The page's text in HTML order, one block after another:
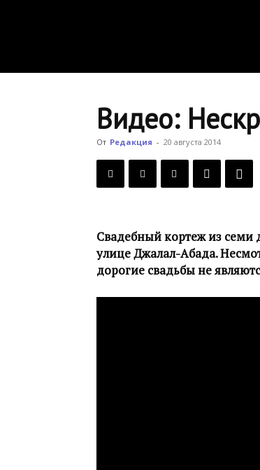
Видео:
От Редакция - 20 августа 2014
Свадебный кортеж из семи
улице Джалал-Абада.
дорогие свадьбы не